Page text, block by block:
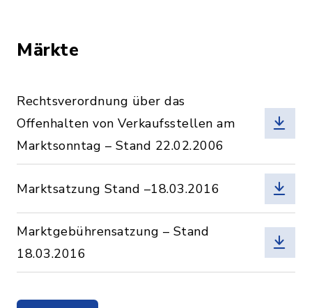
Märkte
Rechtsverordnung über das
Offenhalten von Verkaufsstellen am
Marktsonntag – Stand 22.02.2006
Marktsatzung Stand –18.03.2016
Marktgebührensatzung – Stand
18.03.2016